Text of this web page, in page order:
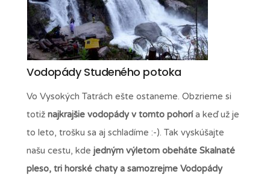
Vodopády Studeného potoka
Vo Vysokých Tatrách ešte ostaneme. Obzrieme si
totiž najkrajšie vodopády v tomto pohoría keď už je
to leto, trošku sa aj schladíme :-). Tak vyskúšajte
našu cestu, kde jedným výletom obeháte Skalnaté
pleso, tri horské chaty a samozrejme Vodopády